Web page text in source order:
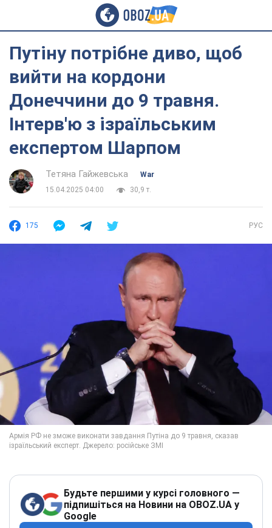
Путіну потрібне диво, щоб
вийти на кордони
Донеччини до 9 травня.
Інтерв'ю з ізраїльським
експертом Шарпом
Тетяна Гайжевська
War
15.04.2025 04:00
30,9 т.
175 РУС
Будьте першими у курсі головного —
підпишіться на Новини на OBOZ.UA у
Google